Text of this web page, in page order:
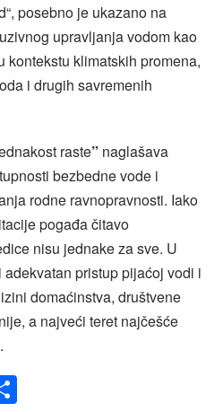
posebno je ukazano na
upravljanja vodom kao
kontekstu klimatskih promena,
i drugih savremenih
raste” naglašava
bezbedne vode i
rodne ravnopravnosti. Iako
pogađa čitavo
nisu jednake za sve. U
pristup pijaćoj vodi i
domaćinstva, društvene
a najveći teret najčešće